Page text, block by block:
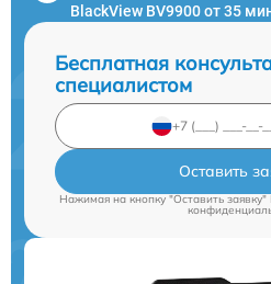
BlackView BV9900 от 35
Бесплатная
специалистом
Оставить
Нажимая на кнопку "Оставить